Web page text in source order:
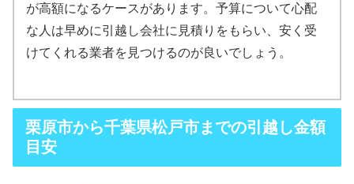
が高額になるケースがあります。予算について心配
な人は早めに引越し会社に見積りをもらい、安く受
けてくれる業者を見つけるのが良いでしょう。
栗原市から千葉県松戸市までの引越し金額
目安